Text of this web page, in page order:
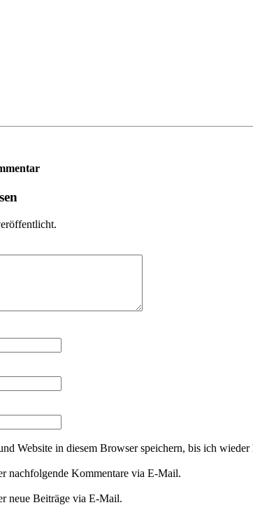
Website in diesem Browser speichern, bis ich wieder
nachfolgende Kommentare via E-Mail.
neue Beiträge via E-Mail.